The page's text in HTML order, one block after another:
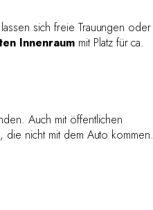
sich freie Trauungen oder
Innenraummit Platz für ca.
Auch mit öffentlichen
nicht mit dem Auto kommen.